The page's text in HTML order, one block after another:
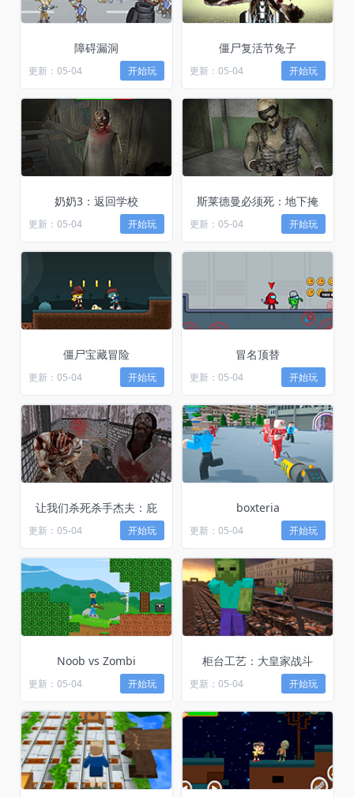
障碍漏洞
更新：05-04 开始玩
僵尸复活节兔子
更新：05-04 开始玩
奶奶3：返回学校
更新：05-04 开始玩
斯莱德曼必须死：地下掩
更新：05-04 开始玩
僵尸宝藏冒险
更新：05-04 开始玩
冒名顶替
更新：05-04 开始玩
让我们杀死杀手杰夫：庇
更新：05-04 开始玩
boxteria
更新：05-04 开始玩
Noob vs Zombi
更新：05-04 开始玩
柜台工艺：大皇家战斗
更新：05-04 开始玩